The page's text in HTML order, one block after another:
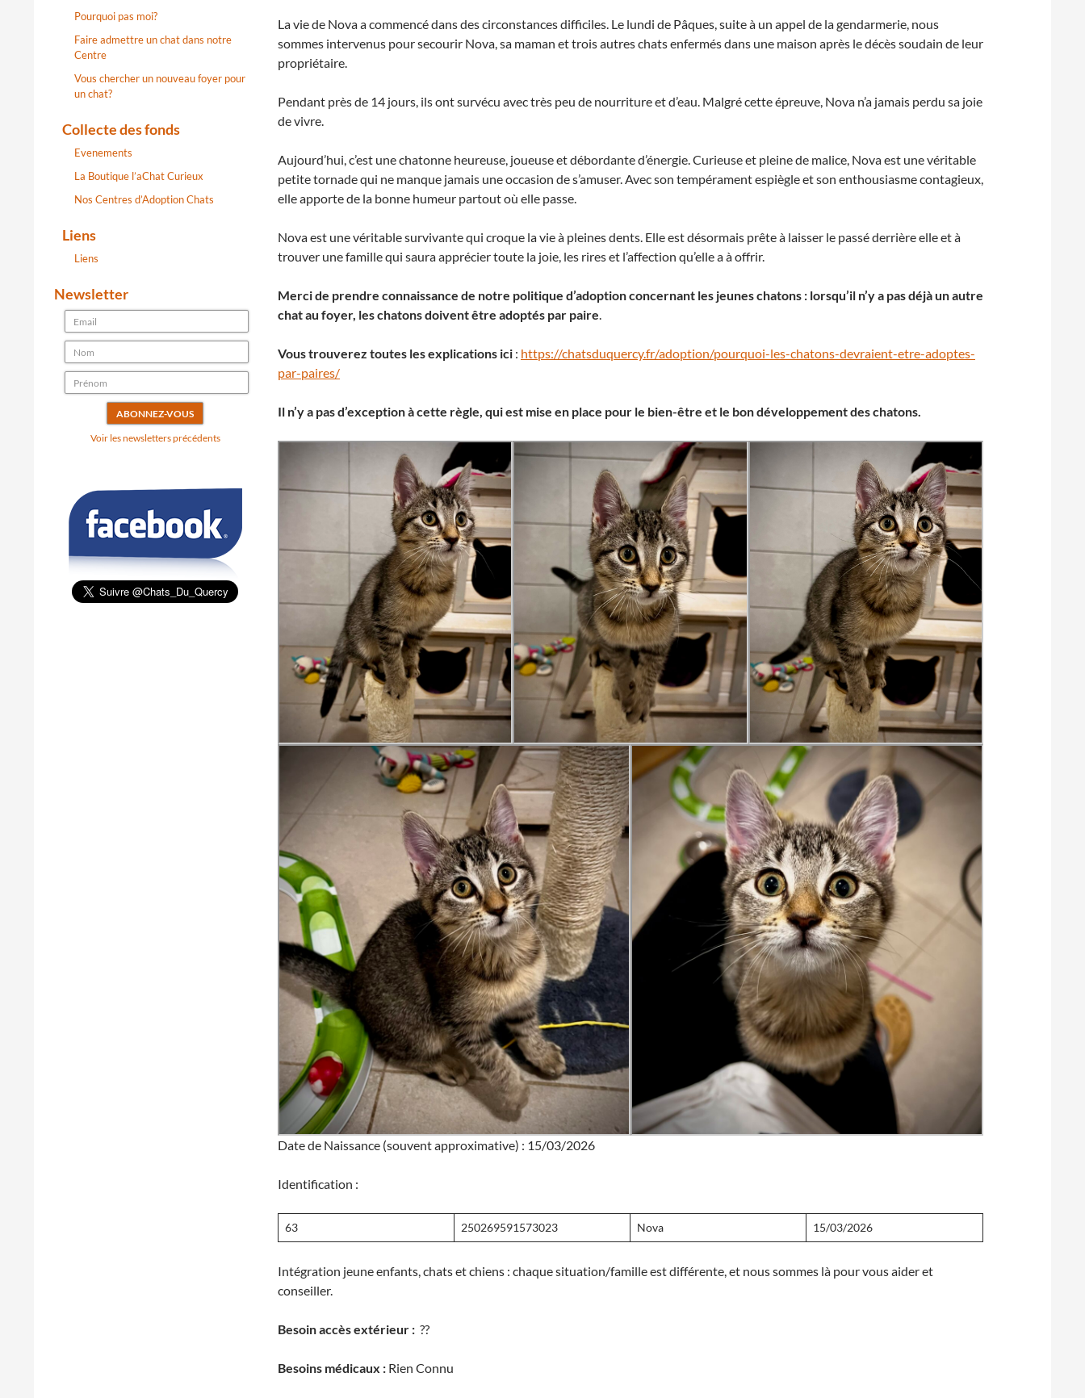
La vie de Nova a commencé dans des circonstances difficiles. Le lundi de Pâques, suite à un appel de la gendarmerie, nous
sommes intervenus pour secourir Nova, sa maman et trois autres chats enfermés dans une maison après le décès soudain de leur
propriétaire.
Pendant près de 14 jours, ils ont survécu avec très peu de nourriture et d’eau. Malgré cette épreuve, Nova n’a jamais perdu sa joie
de vivre.
Aujourd’hui, c’est une chatonne heureuse, joueuse et débordante d’énergie. Curieuse et pleine de malice, Nova est une véritable
petite tornade qui ne manque jamais une occasion de s’amuser. Avec son tempérament espiègle et son enthousiasme contagieux,
elle apporte de la bonne humeur partout où elle passe.
Nova est une véritable survivante qui croque la vie à pleines dents. Elle est désormais prête à laisser le passé derrière elle et à
trouver une famille qui saura apprécier toute la joie, les rires et l’affection qu’elle a à offrir.
Merci de prendre connaissance de notre politique d’adoption concernant les jeunes chatons : lorsqu’il n’y a pas déjà un autre
chat au foyer, les chatons doivent être adoptés par paire.
Vous trouverez toutes les explications ici : https://chatsduquercy.fr/adoption/pourquoi-les-chatons-devraient-etre-adoptes-
par-paires/
Il n’y a pas d’exception à cette règle, qui est mise en place pour le bien-être et le bon développement des chatons.
Date de Naissance (souvent approximative) : 15/03/2026
Identification :
63 250269591573023 Nova 15/03/2026
Intégration jeune enfants, chats et chiens : chaque situation/famille est différente, et nous sommes là pour vous aider et
conseiller.
Besoin accès extérieur : ??
Besoins médicaux : Rien Connu
Pourquoi pas moi?
Faire admettre un chat dans notre
Centre
Vous chercher un nouveau foyer pour
un chat?
Collecte des fonds
Evenements
La Boutique l’aChat Curieux
Nos Centres d’Adoption Chats
Liens
Liens
Newsletter
Voir les newsletters précédents